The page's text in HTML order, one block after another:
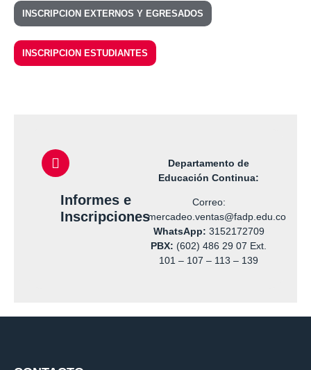
INSCRIPCION EXTERNOS Y EGRESADOS
INSCRIPCION ESTUDIANTES
Informes e
Inscripciones
Departamento de
Educación Continua:
Correo:
mercadeo.ventas@fadp.edu.co
WhatsApp: 3152172709
PBX: (602) 486 29 07 Ext.
101 – 107 – 113 – 139